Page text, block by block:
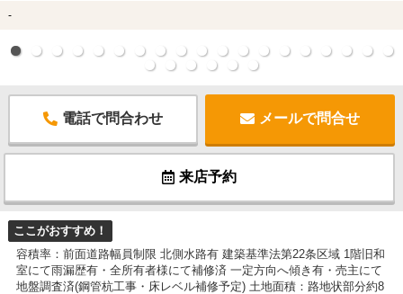
-
電話で問合わせ メールで問合せ
来店予約
ここがおすすめ！
容積率：前面道路幅員制限 北側水路有 建築基準法第22条区域 1階旧和
室にて雨漏歴有・全所有者様にて補修済 一定方向へ傾き有・売主にて
地盤調査済(鋼管杭工事・床レベル補修予定) 土地面積：路地状部分約8